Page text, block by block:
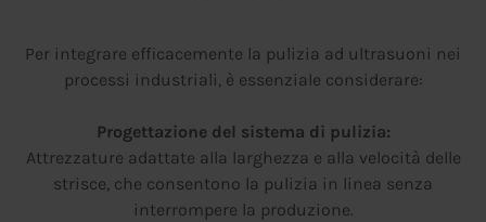
Per integrare efficacemente la pulizia ad ultrasuoni nei
processi industriali, è essenziale considerare:
Progettazione del sistema di pulizia:
Attrezzature adattate alla larghezza e alla velocità delle
strisce, che consentono la pulizia in linea senza
interrompere la produzione.